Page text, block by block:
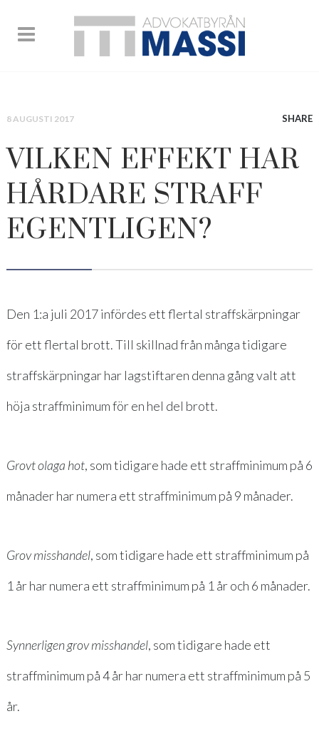
8 AUGUSTI 2017 SHARE
VILKEN EFFEKT HAR
HÅRDARE STRAFF
EGENTLIGEN?
Den 1:a juli 2017 infördes ett flertal straffskärpningar
för ett flertal brott. Till skillnad från många tidigare
straffskärpningar har lagstiftaren denna gång valt att
höja straffminimum för en hel del brott.
Grovt olaga hot, som tidigare hade ett straffminimum på 6
månader har numera ett straffminimum på 9 månader.
Grov misshandel, som tidigare hade ett straffminimum på
1 år har numera ett straffminimum på 1 år och 6 månader.
Synnerligen grov misshandel, som tidigare hade ett
straffminimum på 4 år har numera ett straffminimum på 5
år.